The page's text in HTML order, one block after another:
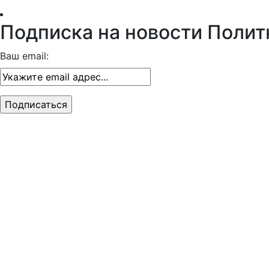
Подписка на новости
Ваш email: